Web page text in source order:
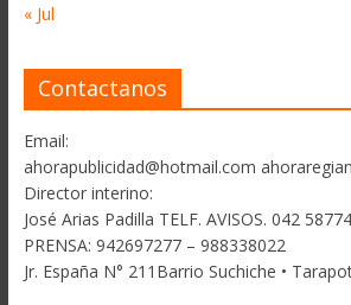
« Jul
Contactanos
Email:
ahorapublicidad@hotmail.com
Director interino:
José Arias Padilla TELF. AVISOS. 042
PRENSA: 942697277 – 988338022
Jr. España N° 211Barrio Suchiche •